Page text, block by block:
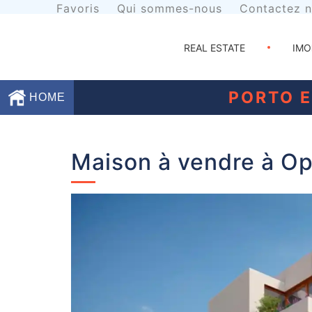
Favoris Qui sommes-nous Contactez
REAL ESTATE
HOME PORTO
Maison à vendre à